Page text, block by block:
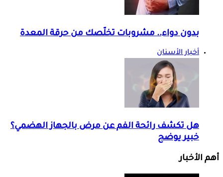
بدون دواء.. مشروبات تخلّصك من حرقة المعدة
أخبار الأسنان
هل تكشف رائحة الفم عن مرض بالجهاز الهضمي؟
خبير يوضح
أهم الأخبار